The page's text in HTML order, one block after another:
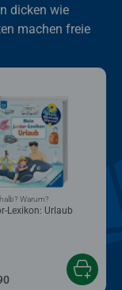
dicken wie
machen freie
Lexikon: Urlaub
Warum?